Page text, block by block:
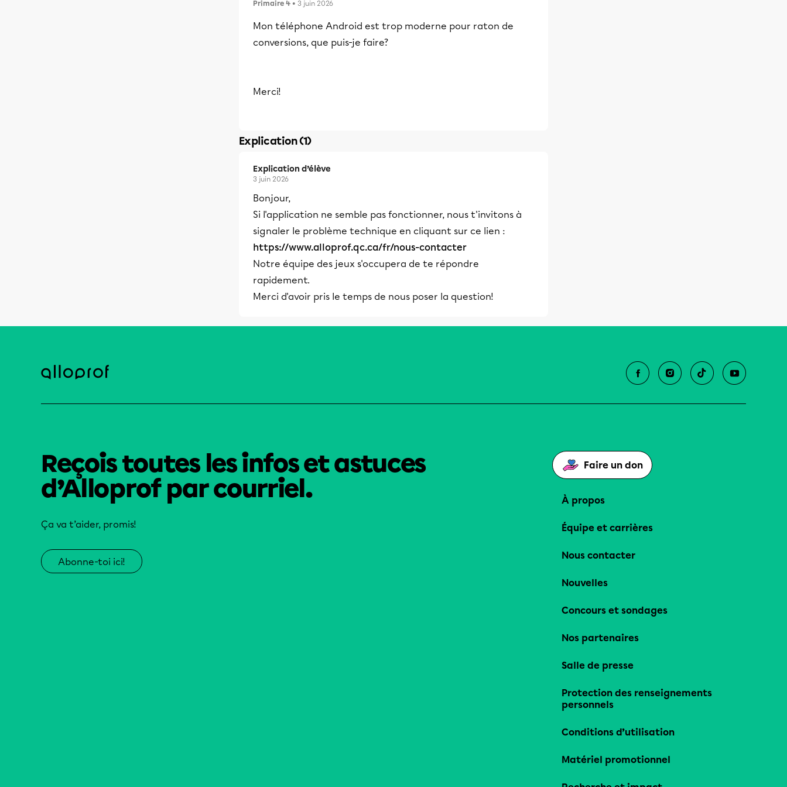
Primaire 4 • 3 juin 2026
Mon téléphone Android est trop moderne pour raton de
conversions, que puis-je faire?
Merci!
Explication (1)
Explication d’élève
3 juin 2026
Bonjour,
Si l'application ne semble pas fonctionner, nous t'invitons à
signaler le problème technique en cliquant sur ce lien :
https://www.alloprof.qc.ca/fr/nous-contacter
Notre équipe des jeux s'occupera de te répondre
rapidement.
Merci d'avoir pris le temps de nous poser la question!
Reçois toutes les infos et astuces
d’Alloprof par courriel.
Ça va t’aider, promis!
Abonne-toi ici!
Faire un don
À propos
Équipe et carrières
Nous contacter
Nouvelles
Concours et sondages
Nos partenaires
Salle de presse
Protection des renseignements
personnels
Conditions d’utilisation
Matériel promotionnel